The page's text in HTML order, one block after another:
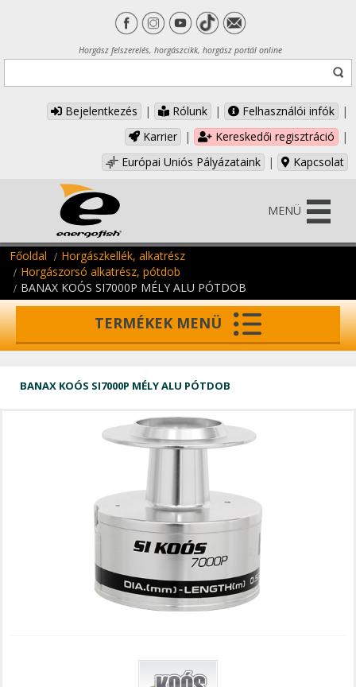
Horgász felszerelés, horgászcikk, horgász portál online
Bejelentkezés | Rólunk | Felhasználói infók
|
Karrier
| Kereskedői regisztráció
|
Európai Uniós Pályázataink
| Kapcsolat
MENÜ
Főoldal
Horgászkellék, alkatrész
Horgászorsó alkatrész, pótdob
BANAX KOÓS SI7000P MÉLY ALU PÓTDOB
TERMÉKEK MENÜ
BANAX KOÓS SI7000P MÉLY ALU PÓTDOB